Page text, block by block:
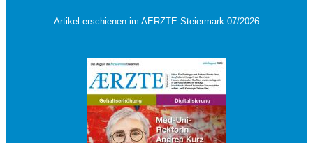
Artikel erschienen im AERZTE Steiermark 07/2026